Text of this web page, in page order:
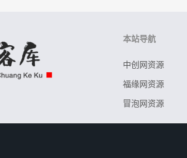
本站导航
中创网资源
福缘网资源
冒泡网资源